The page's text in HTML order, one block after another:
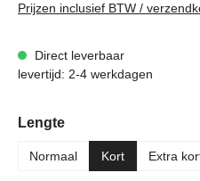
Prijzen inclusief BTW /
Direct leverbaar
levertijd: 2-4 werkdagen
Selecteer
Lengte
Normaal Kort Extra